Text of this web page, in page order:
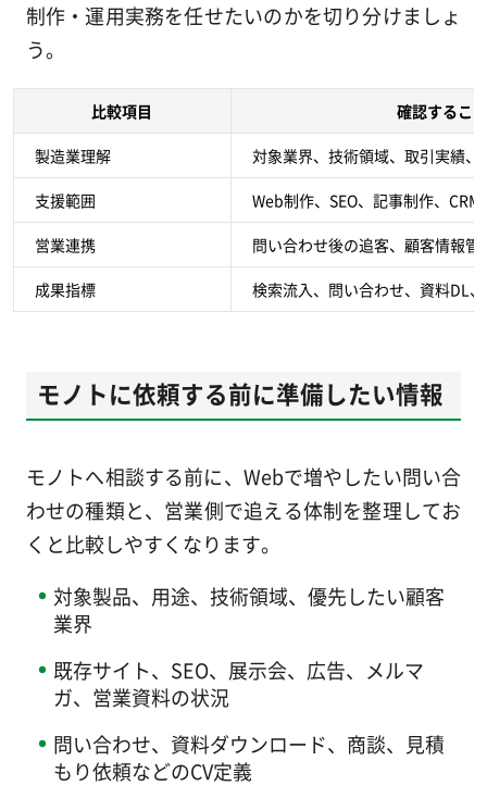
制作・運用実務を任せたいのかを切り分けましょ
う。
比較項目 確認するこ
製造業理解 対象業界、技術領域、取引実績、
支援範囲 Web制作、SEO、記事制作、
営業連携 問い合わせ後の追客、顧客情報
成果指標 検索流入、問い合わせ、資料DL
モノトに依頼する前に準備したい情報
モノトへ相談する前に、Webで増やしたい問い合
わせの種類と、営業側で追える体制を整理してお
くと比較しやすくなります。
対象製品、用途、技術領域、優先したい顧客
業界
既存サイト、SEO、展示会、広告、メルマ
ガ、営業資料の状況
問い合わせ、資料ダウンロード、商談、見積
もり依頼などのCV定義